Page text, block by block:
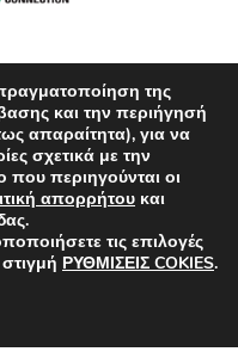
της
και την περιήγησή
απαραίτητα), για να
σχετικά με την
που περιηγούνται οι
απορρήτου και
τις επιλογές
ΡΥΘΜΙΣΕΙΣ COKIES.